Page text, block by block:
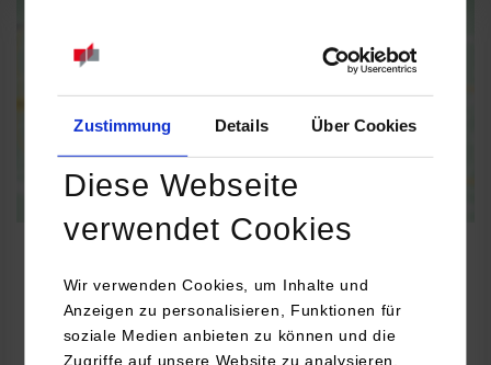
Zustimmung Details Über Cookies
Diese Webseite
verwendet Cookies
Wir verwenden Cookies, um Inhalte und
Anzeigen zu personalisieren, Funktionen für
soziale Medien anbieten zu können und die
Zugriffe auf unsere Website zu analysieren.
Einmalig aktivieren
Informatik